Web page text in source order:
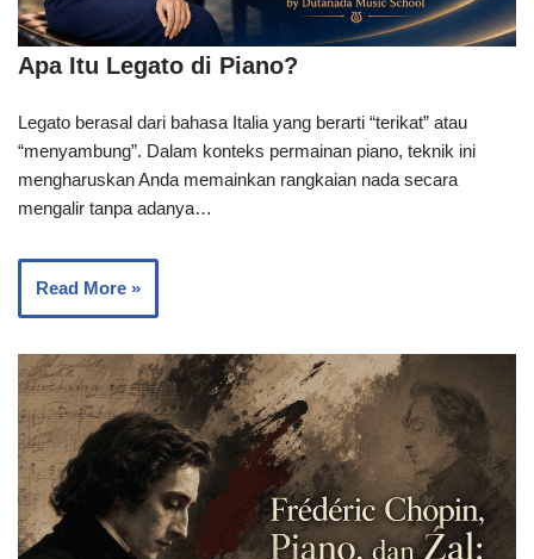
Apa Itu Legato di Piano?
Legato berasal dari bahasa Italia yang berarti “terikat” atau
“menyambung”. Dalam konteks permainan piano, teknik ini
mengharuskan Anda memainkan rangkaian nada secara
mengalir tanpa adanya…
Read More »